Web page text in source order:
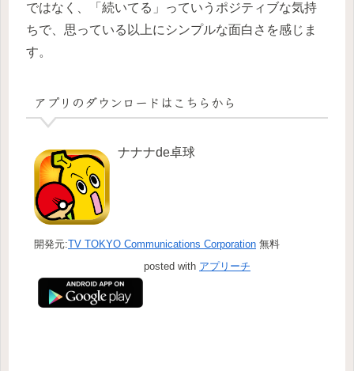
ではなく、「続いてる」っていうポジティブな気持
ちで、思っている以上にシンプルな面白さを感じま
す。
アプリのダウンロードはこちらから
ナナナde卓球
開発元:TV TOKYO Communications Corporation 無料
posted with アプリーチ